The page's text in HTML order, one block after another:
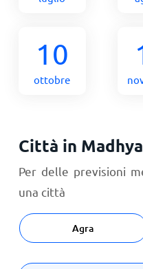
10
ottobre
Città in
Per delle previsioni
una città
Agra